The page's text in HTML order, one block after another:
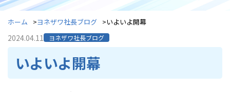
ホーム ヨネザワ社長ブログ いよいよ開幕
2024.04.11 ヨネザワ社長ブログ
いよいよ開幕